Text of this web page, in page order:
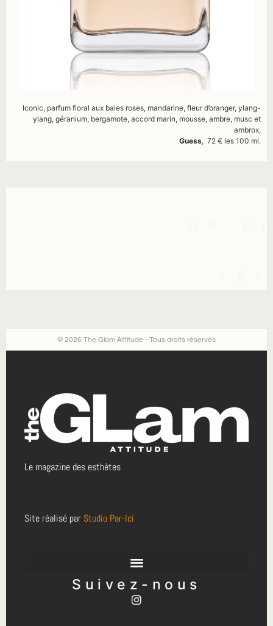
Iconic, parfum floral aux baies roses, mandarine, fleur d’oranger, ylang-
ylang, géranium, bergamote, accord marin, mousse, ambre, musc et
ambrox,
Guess, 72 € les 100 ml.
© 2026 The Glam Attitude - Tous droits réservés
Le magazine des esthètes
Site réalisé par Studio Par-Ici
Suivez-nous